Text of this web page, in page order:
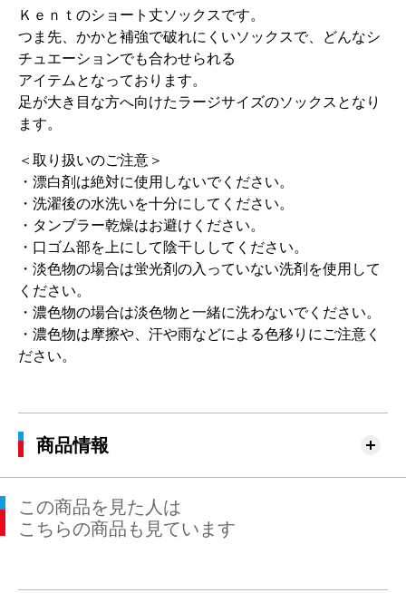
Ｋｅｎｔのショート丈ソックスです。
つま先、かかと補強で破れにくいソックスで、どんなシ
チュエーションでも合わせられる
アイテムとなっております。
足が大き目な方へ向けたラージサイズのソックスとなり
ます。
＜取り扱いのご注意＞
・漂白剤は絶対に使用しないでください。
・洗濯後の水洗いを十分にしてください。
・タンブラー乾燥はお避けください。
・口ゴム部を上にして陰干ししてください。
・淡色物の場合は蛍光剤の入っていない洗剤を使用して
ください。
・濃色物の場合は淡色物と一緒に洗わないでください。
・濃色物は摩擦や、汗や雨などによる色移りにご注意く
ださい。
商品情報
この商品を見た人は
こちらの商品も見ています